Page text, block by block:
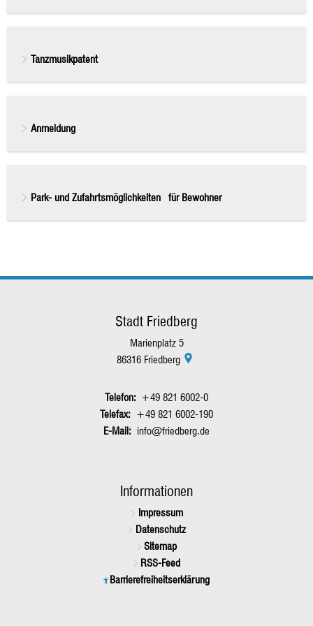
Tanzmusikpatent
Anmeldung
Park- und Zufahrtsmöglichkeiten für Bewohner
Stadt Friedberg
Marienplatz 5
86316 Friedberg
+49 821 6002-0
+49 821 6002-190
info@friedberg.de
Informationen
Impressum
Datenschutz
Sitemap
RSS-Feed
Barrierefreiheitserklärung